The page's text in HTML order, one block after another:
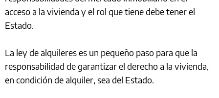
acceso a la vivienda y el rol que tiene debe tener el
Estado.
La ley de alquileres es un pequeño paso para que la
responsabilidad de garantizar el derecho a la vivienda,
en condición de alquiler, sea del Estado.